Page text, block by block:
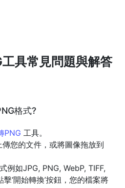
具常見問題與解答
格式?
PNG 工具。
傳您的文件，或將圖像拖放到
例如JPG, PNG, WebP, TIFF,
‘開始轉換’按鈕，您的檔案將